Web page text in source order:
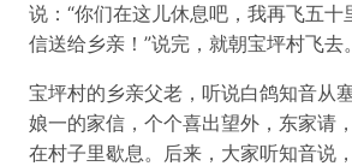
说：“你们在这儿休息吧，我再飞五十
信送给乡亲！”说完，就朝宝坪村飞去。
宝坪村的乡亲父老，听说白鸽知音从
娘一的家信，个个喜出望外，东家请
在村子里歇息。后来，大家听知音说